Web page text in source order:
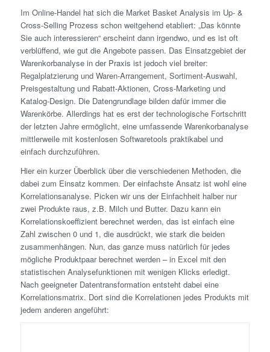
Im Online-Handel hat sich die Market Basket Analysis im Up- &
Cross-Selling Prozess schon weitgehend etabliert: „Das könnte
Sie auch interessieren“ erscheint dann irgendwo, und es ist oft
verblüffend, wie gut die Angebote passen. Das Einsatzgebiet der
Warenkorbanalyse in der Praxis ist jedoch viel breiter:
Regalplatzierung und Waren-Arrangement, Sortiment-Auswahl,
Preisgestaltung und Rabatt-Aktionen, Cross-Marketing und
Katalog-Design. Die Datengrundlage bilden dafür immer die
Warenkörbe. Allerdings hat es erst der technologische Fortschritt
der letzten Jahre ermöglicht, eine umfassende Warenkorbanalyse
mittlerweile mit kostenlosen Softwaretools praktikabel und
einfach durchzuführen.
Hier ein kurzer Überblick über die verschiedenen Methoden, die
dabei zum Einsatz kommen. Der einfachste Ansatz ist wohl eine
Korrelationsanalyse. Picken wir uns der Einfachheit halber nur
zwei Produkte raus, z.B. Milch und Butter. Dazu kann ein
Korrelationskoeffizient berechnet werden, das ist einfach eine
Zahl zwischen 0 und 1, die ausdrückt, wie stark die beiden
zusammenhängen. Nun, das ganze muss natürlich für jedes
mögliche Produktpaar berechnet werden – in Excel mit den
statistischen Analysefunktionen mit wenigen Klicks erledigt.
Nach geeigneter Datentransformation entsteht dabei eine
Korrelationsmatrix. Dort sind die Korrelationen jedes Produkts mit
jedem anderen angeführt: